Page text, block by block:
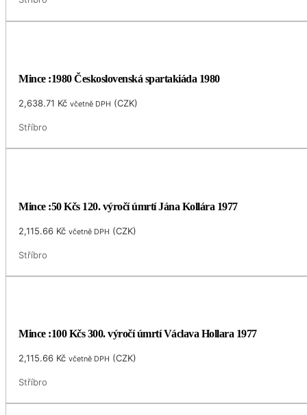
Mince :1980 Československá spartakiáda 1980
2,638.71 Kč včetně DPH (CZK)
Stříbro
Mince :50 Kčs 120. výročí úmrtí Jána Kollára 1977
2,115.66 Kč včetně DPH (CZK)
Stříbro
Mince :100 Kčs 300. výročí úmrtí Václava Hollara 1977
2,115.66 Kč včetně DPH (CZK)
Stříbro